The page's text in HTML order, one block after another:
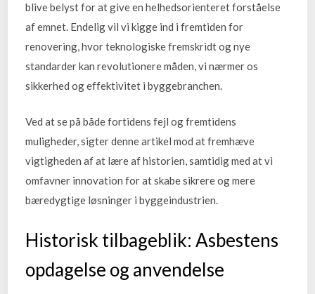
blive belyst for at give en helhedsorienteret forståelse
af emnet. Endelig vil vi kigge ind i fremtiden for
renovering, hvor teknologiske fremskridt og nye
standarder kan revolutionere måden, vi nærmer os
sikkerhed og effektivitet i byggebranchen.
Ved at se på både fortidens fejl og fremtidens
muligheder, sigter denne artikel mod at fremhæve
vigtigheden af at lære af historien, samtidig med at vi
omfavner innovation for at skabe sikrere og mere
bæredygtige løsninger i byggeindustrien.
Historisk tilbageblik: Asbestens
opdagelse og anvendelse